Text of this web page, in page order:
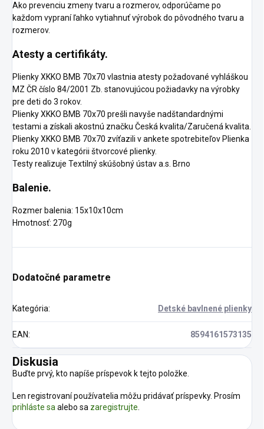
Ako prevenciu zmeny tvaru a rozmerov, odporúčame po
každom vypraní ľahko vytiahnuť výrobok do pôvodného tvaru a
rozmerov.
Atesty a certifikáty.
Plienky XKKO BMB 70x70 vlastnia atesty požadované vyhláškou
MZ ČR číslo 84/2001 Zb. stanovujúcou požiadavky na výrobky
pre deti do 3 rokov.
Plienky XKKO BMB 70x70 prešli navyše nadštandardnými
testami a získali akostnú značku Česká kvalita/Zaručená kvalita.
Plienky XKKO BMB 70x70 zvíťazili v ankete spotrebiteľov Plienka
roku 2010 v kategórii štvorcové plienky.
Testy realizuje Textilný skúšobný ústav a.s. Brno
Balenie.
Rozmer balenia: 15x10x10cm
Hmotnosť: 270g
Dodatočné parametre
Kategória: Detské bavlnené plienky
EAN: 8594161573135
Diskusia
Buďte prvý, kto napíše príspevok k tejto položke.
Len registrovaní používatelia môžu pridávať príspevky. Prosím
prihláste saalebo sa zaregistrujte.